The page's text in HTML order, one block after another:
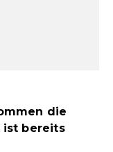
die
ist bereits